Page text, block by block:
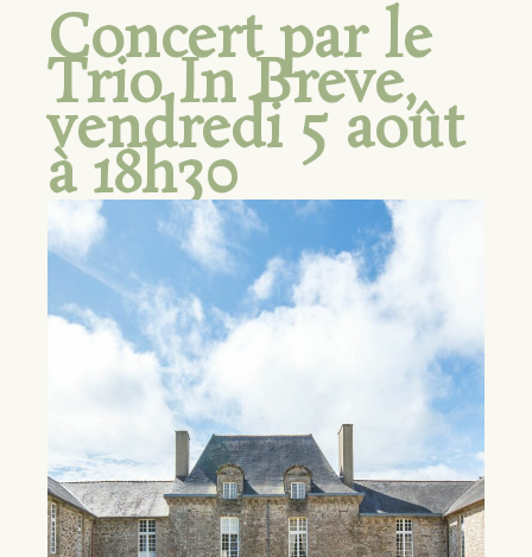
Concert par le
Trio In Breve,
vendredi 5 août
à 18h30